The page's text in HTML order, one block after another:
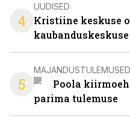
4
UUDISED
Kristiine keskuse
5
MAJANDUSTULEMUSED
Poola
parima tulemuse